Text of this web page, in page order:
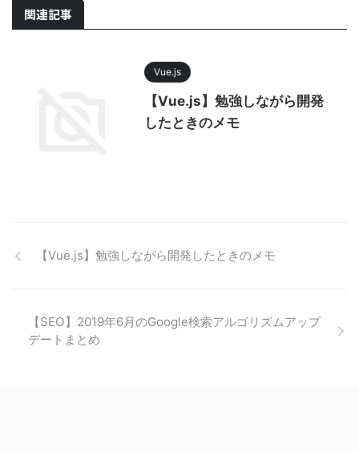
関連記事
Vue.js
【Vue.js】勉強しながら開発
したときのメモ
【Vue.js】勉強しながら開発したときのメモ
【SEO】2019年6月のGoogle検索アルゴリズムアップ
デートまとめ